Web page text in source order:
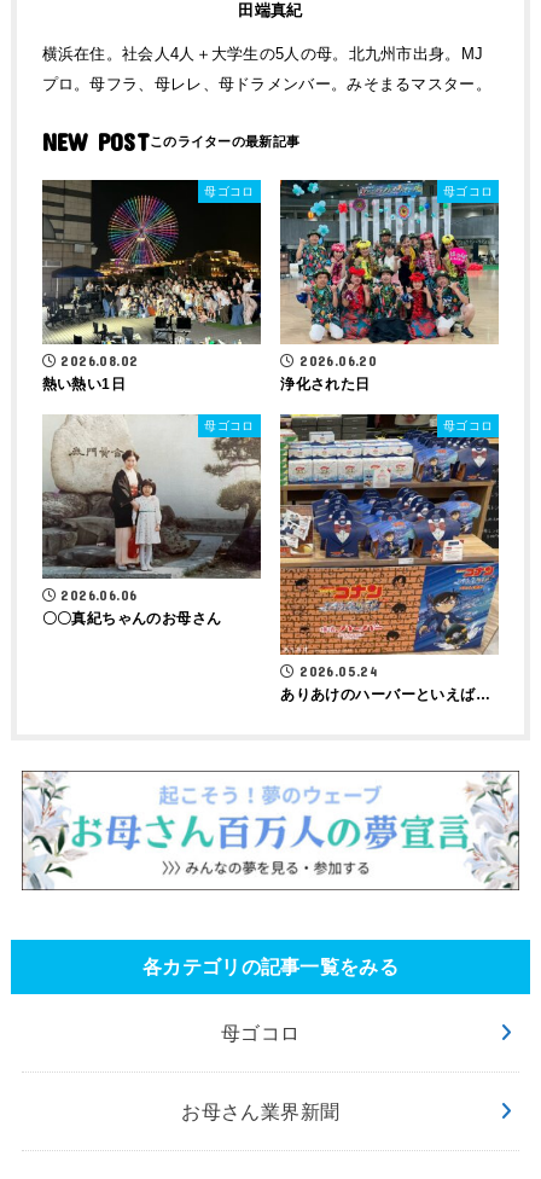
田端真紀
横浜在住。社会人4人＋大学生の5人の母。北九州市出身。MJ
プロ。母フラ、母レレ、母ドラメンバー。みそまるマスター。
NEW POST
母ゴコロ
2026.08.02
熱い熱い1日
母ゴコロ
2026.06.20
浄化された日
母ゴコロ
2026.06.06
〇〇真紀ちゃんのお母さん
母ゴコロ
2026.05.24
ありあけのハーバーといえば…
各カテゴリの記事一覧をみる
母ゴコロ
お母さん業界新聞